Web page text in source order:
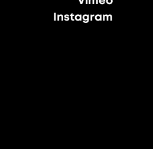
Instagram